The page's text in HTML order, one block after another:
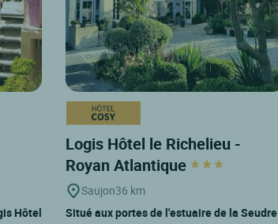
Hôtel
Logis Hôtel le Richelieu -
Royan Atlantique
Saujon36 km
Situé aux portes de l'estuaire de la Seudre